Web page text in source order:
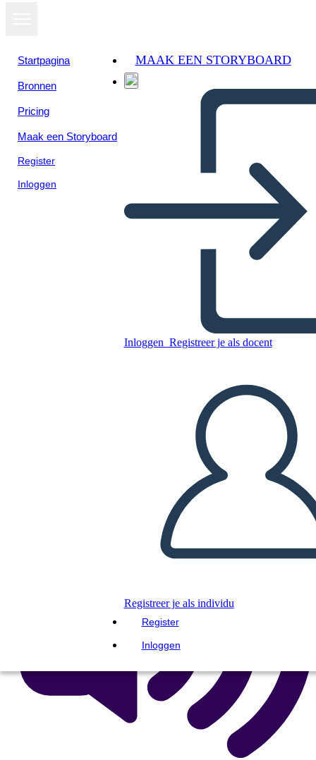
Startpagina
Bronnen
Pricing
Maak een Storyboard
Register
Inloggen
MAAK EEN STORYBOARD
Inloggen Registreer je als docent
Registreer je als individu
Register
Inloggen
Diagramma di Trama
Fantasma
Kopieer dit Storyboard
MAAK EEN STORYBOARD
DIAVOORSTELLING AFSPELEN
LEES MIJ VOOR